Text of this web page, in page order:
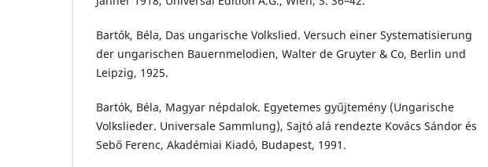
Bartók, Béla, Das ungarische Volkslied. Versuch einer Systematisierung
der ungarischen Bauernmelodien, Walter de Gruyter & Co, Berlin und
Leipzig, 1925.
Bartók, Béla, Magyar népdalok. Egyetemes gyűjtemény (Ungarische
Volkslieder. Universale Sammlung), Sajtó alá rendezte Kovács Sándor és
Sebő Ferenc, Akadémiai Kiadó, Budapest, 1991.